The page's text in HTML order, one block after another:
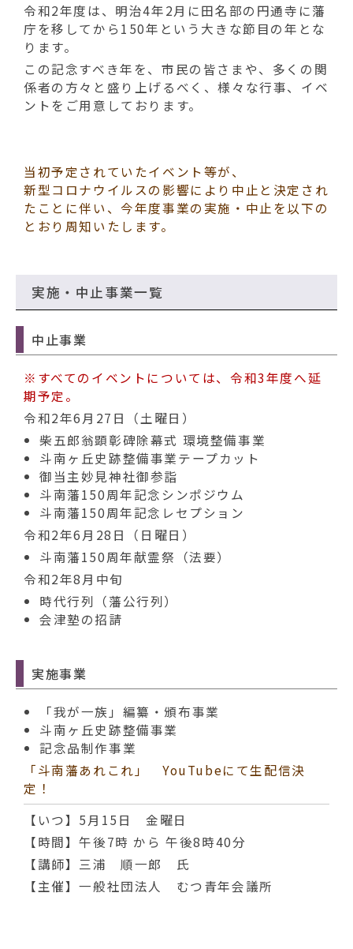
令和2年度は、明治4年2月に田名部の円通寺に藩
庁を移してから150年という大きな節目の年とな
ります。
この記念すべき年を、市民の皆さまや、多くの関
係者の方々と盛り上げるべく、様々な行事、イベ
ントをご用意しております。
当初予定されていたイベント等が、
新型コロナウイルスの影響により中止と決定され
たことに伴い、今年度事業の実施・中止を以下の
とおり周知いたします。
実施・中止事業一覧
中止事業
※すべてのイベントについては、令和3年度へ延
期予定。
令和2年6月27日（土曜日）
柴五郎翁顕彰碑除幕式 環境整備事業
斗南ヶ丘史跡整備事業テープカット
御当主妙見神社御参詣
斗南藩150周年記念シンポジウム
斗南藩150周年記念レセプション
令和2年6月28日（日曜日）
斗南藩150周年献霊祭（法要）
令和2年8月中旬
時代行列（藩公行列）
会津塾の招請
実施事業
「我が一族」編纂・頒布事業
斗南ヶ丘史跡整備事業
記念品制作事業
「斗南藩あれこれ」 YouTubeにて生配信決
定！
【いつ】5月15日 金曜日
【時間】午後7時 から 午後8時40分
【講師】三浦 順一郎 氏
【主催】一般社団法人 むつ青年会議所